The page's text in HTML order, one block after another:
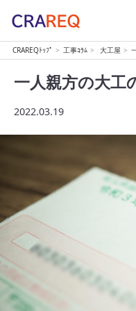
CRAREQﾄｯﾌﾟ 工事ｺﾗﾑ 大工屋
一人親方の大工
2022.03.19